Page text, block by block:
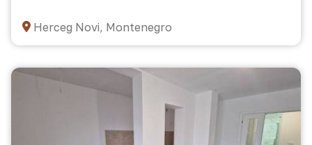
Herceg Novi, Montenegro